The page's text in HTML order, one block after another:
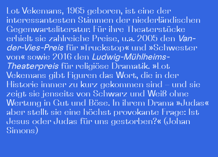
Lot Vekemans, 1965 geboren, ist eine der
interessantesten Stimmen der niederländischen
Gegenwartsliteratur. Für ihre Theaterstücke
erhielt sie zahlreiche Preise, u.a. 2005 den Van-
der-Vies-Preisfür »Truckstop« und »Schwester
von« sowie 2016 den Ludwig-Mühlheims-
Theaterpreisfür religiöse Dramatik. »Lot
Vekemans gibt Figuren das Wort, die in der
Historie immer zu kurz gekommen sind – und sie
zeigt sie jenseits von Schwarz und Weiß ohne
Wertung in Gut und Böse. In ihrem Drama »Judas«
aber stellt sie eine höchst provokante Frage: Ist
Jesus oder Judas für uns gestorben?« (Johan
Simons)